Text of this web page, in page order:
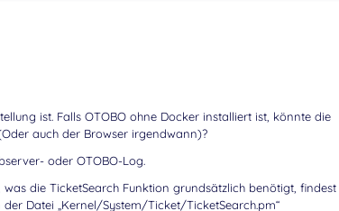
ist. Falls OTOBO ohne Docker installiert ist, könnte die
auch der Browser irgendwann)?
oder OTOBO-Log.
die TicketSearch Funktion grundsätzlich benötigt, findest
Datei „Kernel/System/Ticket/TicketSearch.pm“